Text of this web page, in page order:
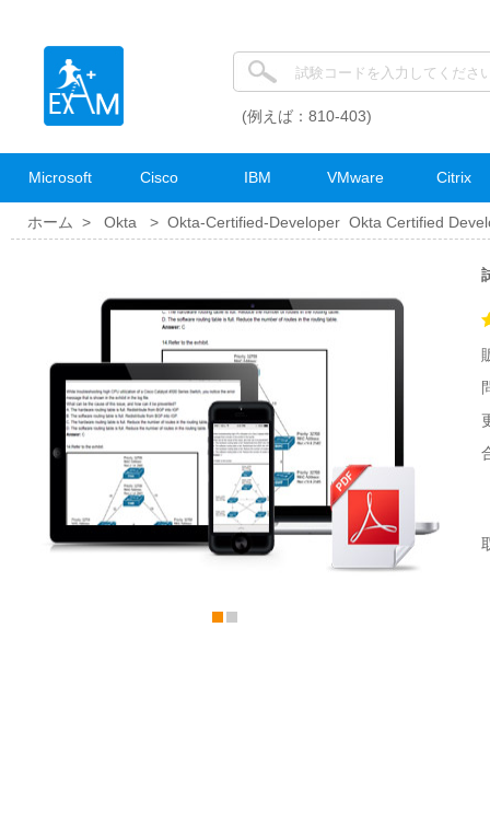
(例えば：810-403)
Microsoft Cisco IBM VMware Citrix
ホーム > Okta > Okta-Certified-Developer Okta Certified